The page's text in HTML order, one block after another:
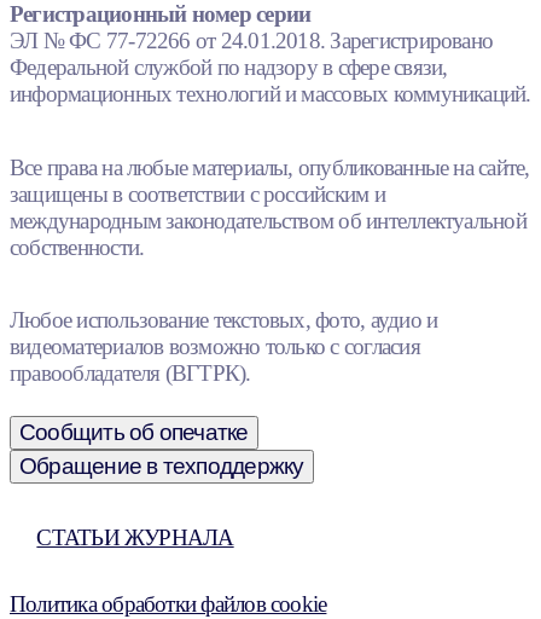
Регистрационный номер серии
ЭЛ № ФС 77-72266 от 24.01.2018. Зарегистрировано
Федеральной службой по надзору в сфере связи,
информационных технологий и массовых коммуникаций.
Все права на любые материалы, опубликованные на сайте,
защищены в соответствии с российским и
международным законодательством об интеллектуальной
собственности.
Любое использование текстовых, фото, аудио и
видеоматериалов возможно только с согласия
правообладателя (ВГТРК).
Сообщить об опечатке
Обращение в техподдержку
СТАТЬИ ЖУРНАЛА
Политика обработки файлов cookie